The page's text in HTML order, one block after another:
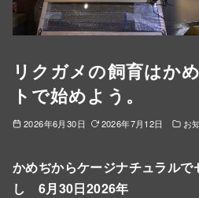
リクガメの飼育はか
トで始めよう。
2026年6月30日 2026年7月12日 お
かめぢからケージナチュラル
し
6月30日2026年